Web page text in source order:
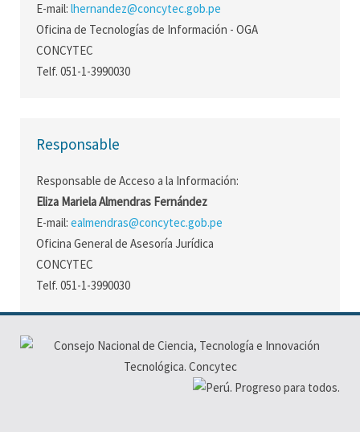
E-mail: lhernandez@concytec.gob.pe
Oficina de Tecnologías de Información - OGA
CONCYTEC
Telf. 051-1-3990030
Responsable
Responsable de Acceso a la Información:
Eliza Mariela Almendras Fernández
E-mail: ealmendras@concytec.gob.pe
Oficina General de Asesoría Jurídica
CONCYTEC
Telf. 051-1-3990030